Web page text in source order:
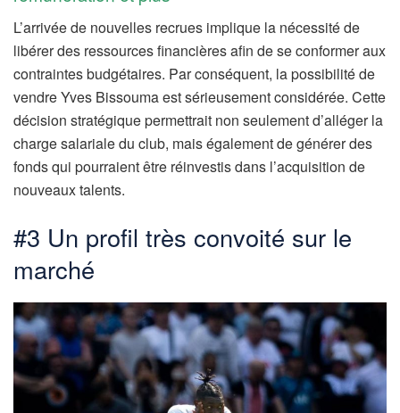
L’arrivée de nouvelles recrues implique la nécessité de
libérer des ressources financières afin de se conformer aux
contraintes budgétaires. Par conséquent, la possibilité de
vendre Yves Bissouma est sérieusement considérée. Cette
décision stratégique permettrait non seulement d’alléger la
charge salariale du club, mais également de générer des
fonds qui pourraient être réinvestis dans l’acquisition de
nouveaux talents.
#3 Un profil très convoité sur le
marché